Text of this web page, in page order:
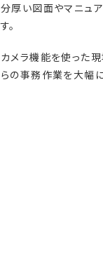
分厚い図面やマニュ
す。
カメラ機能を使った
らの事務作業を大幅